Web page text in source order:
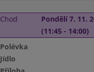
Chod
Pondělí 7. 11.
(11:45 - 14:00)
Polévka
Jídlo